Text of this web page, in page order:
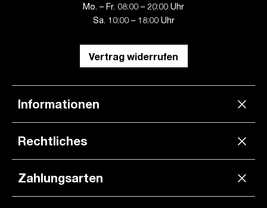
Mo. – Fr. 08:00 – 20:00 Uhr
Sa. 10:00 – 18:00 Uhr
Vertrag widerrufen
Informationen
Rechtliches
Zahlungsarten